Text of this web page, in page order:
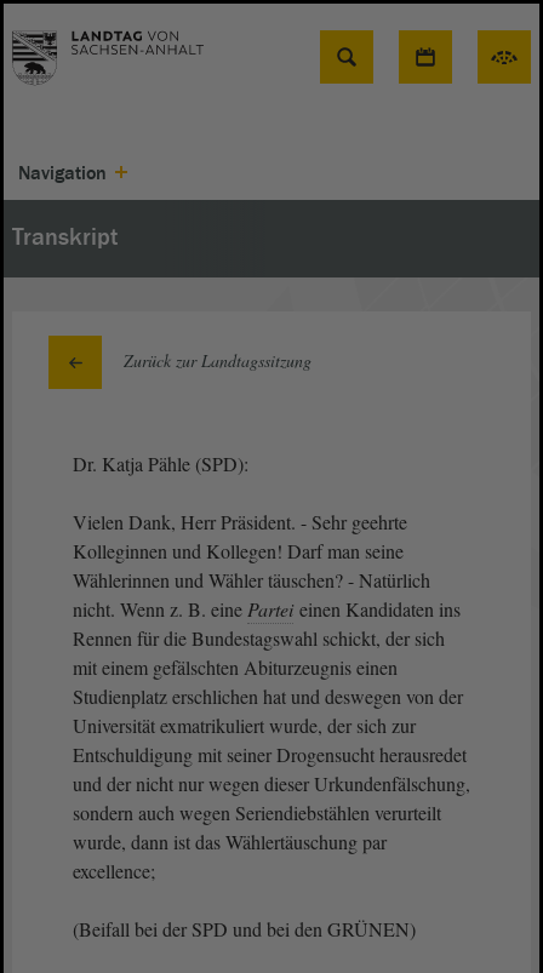
Suche
Navigation
Transkript
Zurück zur Landtagssitzung
Dr. Katja Pähle (SPD):
Vielen Dank, Herr Präsident. - Sehr geehrte
Kolleginnen und Kollegen! Darf man seine
Wählerinnen und Wähler täuschen? - Natürlich
nicht. Wenn z. B. eine Partei einen Kandidaten ins
Rennen für die Bundestagswahl schickt, der sich
mit einem gefälschten Abiturzeugnis einen
Studienplatz erschlichen hat und deswegen von der
Universität exmatrikuliert wurde, der sich zur
Entschuldigung mit seiner Drogensucht herausredet
und der nicht nur wegen dieser Urkundenfälschung,
sondern auch wegen Seriendiebstählen verurteilt
wurde, dann ist das Wählertäuschung par
excellence;
(Beifall bei der SPD und bei den GRÜNEN)